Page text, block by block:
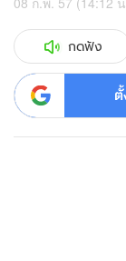
กดฟัง
ตั้